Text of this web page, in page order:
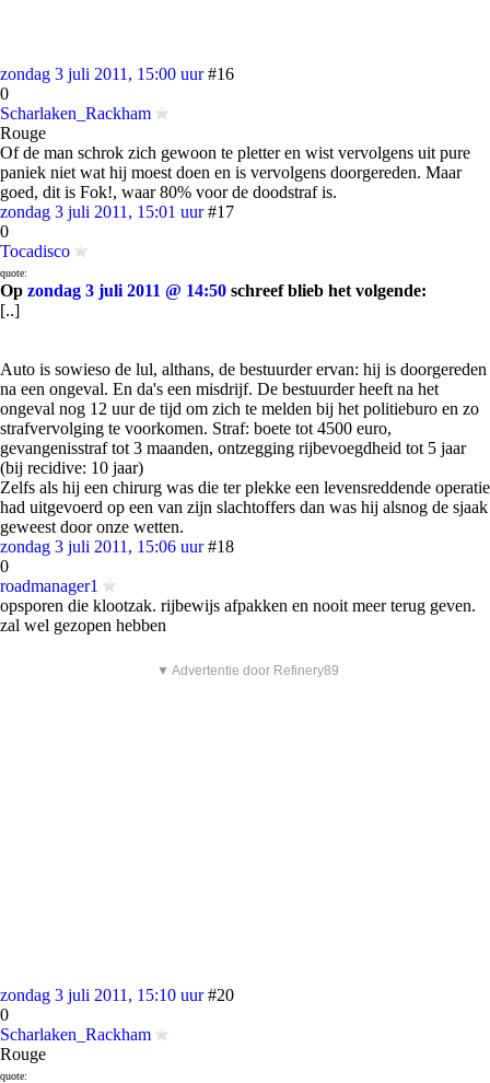
zondag 3 juli 2011, 15:00 uur #16
0
Scharlaken_Rackham
Rouge
Of de man schrok zich gewoon te pletter en wist vervolgens uit pure
paniek niet wat hij moest doen en is vervolgens doorgereden. Maar
goed, dit is Fok!, waar 80% voor de doodstraf is.
zondag 3 juli 2011, 15:01 uur #17
0
Tocadisco
quote:
Op zondag 3 juli 2011 @ 14:50 schreef blieb het volgende:
[..]
Auto is sowieso de lul, althans, de bestuurder ervan: hij is doorgereden
na een ongeval. En da's een misdrijf. De bestuurder heeft na het
ongeval nog 12 uur de tijd om zich te melden bij het politieburo en zo
strafvervolging te voorkomen. Straf: boete tot 4500 euro,
gevangenisstraf tot 3 maanden, ontzegging rijbevoegdheid tot 5 jaar
(bij recidive: 10 jaar)
Zelfs als hij een chirurg was die ter plekke een levensreddende operatie
had uitgevoerd op een van zijn slachtoffers dan was hij alsnog de sjaak
geweest door onze wetten.
zondag 3 juli 2011, 15:06 uur #18
0
roadmanager1
opsporen die klootzak. rijbewijs afpakken en nooit meer terug geven.
zal wel gezopen hebben
▼ Advertentie door Refinery89
zondag 3 juli 2011, 15:10 uur #20
0
Scharlaken_Rackham
Rouge
quote: